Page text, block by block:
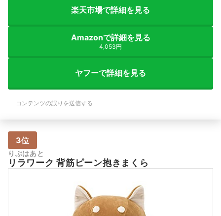
楽天市場で詳細を見る
Amazonで詳細を見る
4,053円
ヤフーで詳細を見る
コンテンツの誤りを送信する
3位
りぶはあと
リラワーク 背筋ピーン抱きまくら